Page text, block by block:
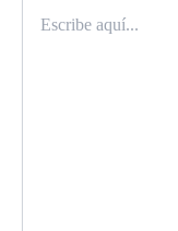
aquí...